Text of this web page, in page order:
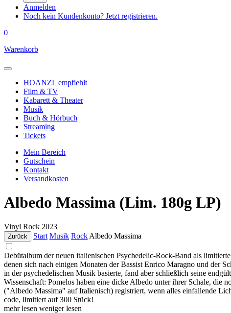
Anmelden
Noch kein Kundenkonto? Jetzt registrieren.
0
Warenkorb
HOANZL empfiehlt
Film & TV
Kabarett & Theater
Musik
Buch & Hörbuch
Streaming
Tickets
Mein Bereich
Gutschein
Kontakt
Versandkosten
Albedo Massima (Lim. 180g LP)
Vinyl Rock 2023
Zurück Start Musik Rock Albedo Massima
Debütalbum der neuen italienischen Psychedelic-Rock-Band als
denen sich nach einigen Monaten der Bassist Enrico Maragno und der
in der psychedelischen Musik basierte, fand aber schließlich seine
Wissenschaft: Pomelos haben eine dicke Albedo unter ihrer Schale, die
("Albedo Massima" auf Italienisch) registriert, wenn alles einfallende
code, limitiert auf 300 Stück!
mehr lesen weniger lesen